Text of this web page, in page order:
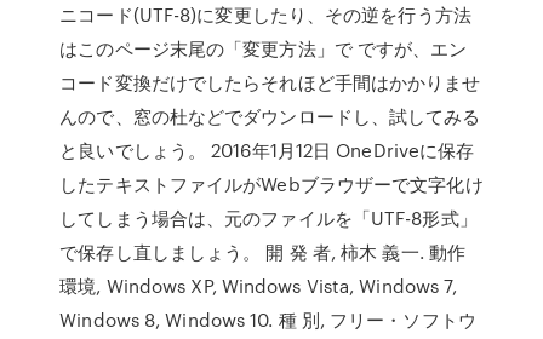
ニコード(UTF-8)に変更したり、その逆を行う方法
はこのページ末尾の「変更方法」で ですが、エン
コード変換だけでしたらそれほど手間はかかりませ
んので、窓の杜などでダウンロードし、試してみる
と良いでしょう。 2016年1月12日 OneDriveに保存
したテキストファイルがWebブラウザーで文字化け
してしまう場合は、元のファイルを「UTF-8形式」
で保存し直しましょう。 開 発 者, 柿木 義一. 動作
環境, Windows XP, Windows Vista, Windows 7,
Windows 8, Windows 10. 種 別, フリー・ソフトウ